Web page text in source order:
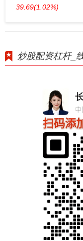
39.69(1.02%)
炒股配资杠杆_